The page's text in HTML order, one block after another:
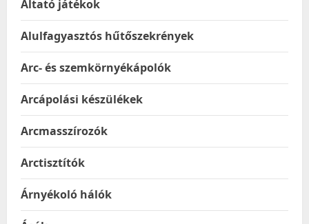
Altató játékok
Alulfagyasztós hűtőszekrények
Arc- és szemkörnyékápolók
Arcápolási készülékek
Arcmasszírozók
Arctisztítók
Árnyékoló hálók